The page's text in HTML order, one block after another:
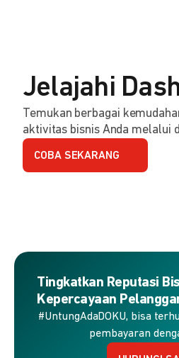
Jelajahi
Temukan berbagai
aktivitas bisnis Anda melalui
COBA SEKARANG
Tingkatkan Reputasi
Kepercayaan
#UntungAdaDOKU, bisa
pembayaran